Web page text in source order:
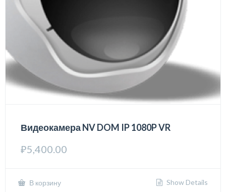
Видеокамера NV DOM IP 1080P VR
₽5,400.00
В корзину Show Details